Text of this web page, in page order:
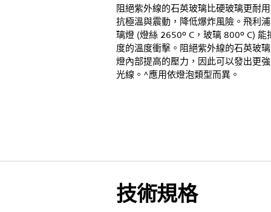
阻絕紫外線的石英玻璃比硬玻璃更耐
抗極溫與震動，降低爆炸風險。飛利
璃燈 (燈絲 2650º C，玻璃 800º C) 能
度的溫度衝擊。阻絕紫外線的石英玻
燈內部提高的壓力，因此可以發出更
光線。^應用依燈泡類型而異。
技術規格